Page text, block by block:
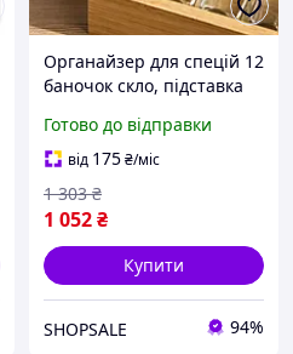
Органайзер для спецій 12
баночок скло, підставка
Готово до відправки
від 175₴/міс
1 052₴
1 303 ₴
Купити
SHOPSALE 94%